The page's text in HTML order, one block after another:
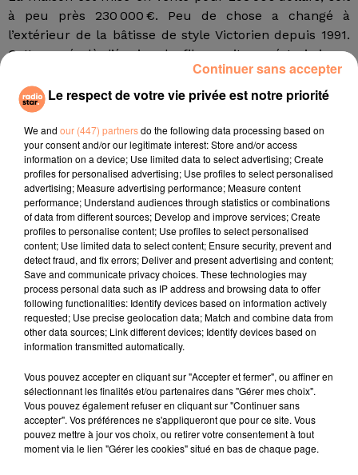
à peu près 230 000 €. Peu de chose a changé à
l’extérieur de la bâtisse de style Victorien depuis 1991.
Cette année-là, l’équipe du film avait passé trois jours
sur place pour filmer les scènes nécessaires autour
du personnage fictif de Buffalo Bill, inspiré de serial
killers américains réels comme Ed Kemper ou Ted
Bundy.
Dans le film, qui a reçu sept Oscars en 1992, l’héroïne
est aidée dans sa quête par Hannibal Lecter, incarné
par Anthony Hopkins. Emprisonné, le fameux
cannibale aide la jeune femme à dresser un portrait
psychologique de Buffalo Bill, qui enlève et tue des
jeunes femmes, afin d’augmenter les chances de
pouvoir l’interpeller.
fil actus
4 juillet 2022
27 juin 2022
Marseille : une application pour mettre en
relation extras et...
27 juin 2022
Le respect de votre vie privée est notre priorité
We and our (447) partnersdo the following data processing based on
your consent and/or our legitimate interest: Store and/or access
information on a device; Use limited data to select advertising; Create
profiles for personalised advertising; Use profiles to select personalised
advertising; Measure advertising performance; Measure content
performance; Understand audiences through statistics or combinations
of data from different sources; Develop and improve services; Create
profiles to personalise content; Use profiles to select personalised
content; Use limited data to select content; Ensure security, prevent and
detect fraud, and fix errors; Deliver and present advertising and content;
Save and communicate privacy choices. These technologies may
process personal data such as IP address and browsing data to offer
following functionalities: Identify devices based on information actively
requested; Use precise geolocation data; Match and combine data from
other data sources; Link different devices; Identify devices based on
information transmitted automatically.
Vous pouvez accepter en cliquant sur "Accepter et fermer", ou affiner en
sélectionnant les finalités et/ou partenaires dans "Gérer mes choix".
Vous pouvez également refuser en cliquant sur "Continuer sans
accepter". Vos préférences ne s'appliqueront que pour ce site. Vous
pouvez mettre à jour vos choix, ou retirer votre consentement à tout
moment via le lien "Gérer les cookies" situé en bas de chaque page.
Continuer sans accepter